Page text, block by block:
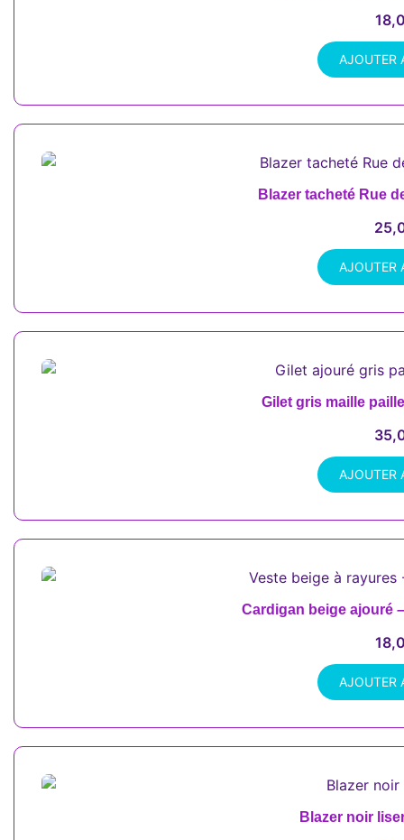
AJOUTER
Blazer tacheté Rue
AJOUTER
Gilet gris maille
AJOUTER
Cardigan beige ajouré
AJOUTER
Blazer noir